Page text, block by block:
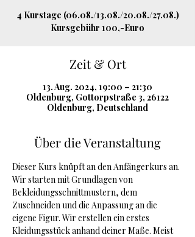
4 Kurstage (06.08./13.08./20.08./27.08.)
Kursgebühr 100,-Euro
Zeit & Ort
13. Aug. 2024, 19:00 – 21:30
Oldenburg, Gottorpstraße 3, 26122
Oldenburg, Deutschland
Über die Veranstaltung
Dieser Kurs knüpft an den Anfängerkurs an.
Wir starten mit Grundlagen von
Bekleidungsschnittmustern, dem
Zuschneiden und die Anpassung an die
eigene Figur. Wir erstellen ein erstes
Kleidungsstück anhand deiner Maße. Meist